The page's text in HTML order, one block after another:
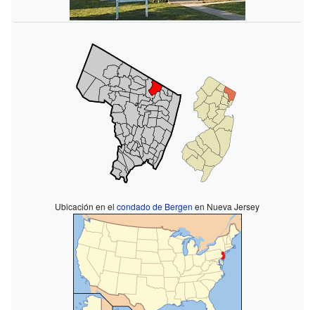
Ubicación en elcondado de Bergen en Nueva Jersey